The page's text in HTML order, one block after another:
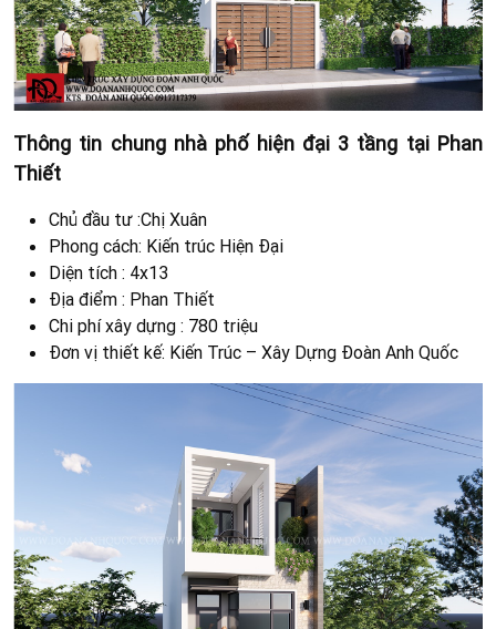
Thông tin chung nhà phố hiện đại 3 tầng tại Phan
Thiết
Chủ đầu tư :Chị Xuân
Phong cách: Kiến trúc Hiện Đại
Diện tích : 4x13
Địa điểm : Phan Thiết
Chi phí xây dựng : 780 triệu
Đơn vị thiết kế: Kiến Trúc – Xây Dựng Đoàn Anh Quốc